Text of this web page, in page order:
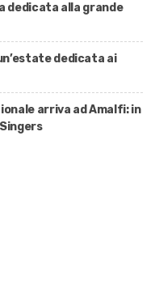
dedicata alla grande
dedicata ai
arriva ad Amalfi: in